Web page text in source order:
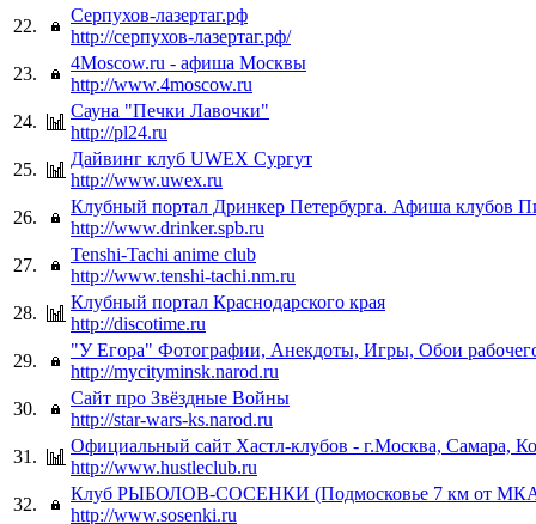
22.
Серпухов-лазертаг.рф
http://серпухов-лазертаг.рф/
23.
4Moscow.ru - афиша Москвы
http://www.4moscow.ru
24.
Сауна "Печки Лавочки"
http://pl24.ru
25.
Дайвинг клуб UWEX Сургут
http://www.uwex.ru
26.
Клубный портал Дринкер Петербурга. Афиша клубов
http://www.drinker.spb.ru
27.
Tenshi-Tachi anime club
http://www.tenshi-tachi.nm.ru
28.
Клубный портал Краснодарского края
http://discotime.ru
29.
"У Егора" Фотографии, Анекдоты, Игры, Обои
http://mycityminsk.narod.ru
30.
Сайт про Звёздные Войны
http://star-wars-ks.narod.ru
31.
Официальный сайт Хастл-клубов - г.Москва, Самара,
http://www.hustleclub.ru
32.
Клуб РЫБОЛОВ-СОСЕНКИ (Подмосковье 7 км от
http://www.sosenki.ru